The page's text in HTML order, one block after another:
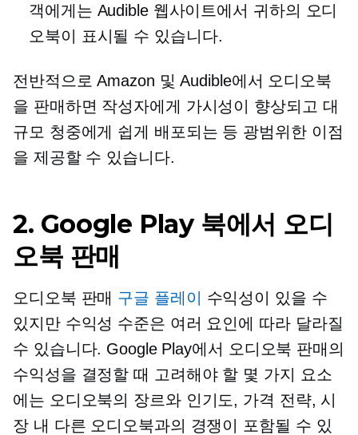
객에게는 Audible 웹사이트에서 귀하의 오디
오북이 표시될 수 있습니다.
전반적으로 Amazon 및 Audible에서 오디오북
을 판매하면 작성자에게 가시성이 향상되고 대
규모 청중에게 쉽게 배포되는 등 광범위한 이점
을 제공할 수 있습니다.
2. Google Play 북에서 오디
오북 판매
오디오북 판매 구글 플레이
수익성이 있을 수
있지만 수익성 수준은 여러 요인에 따라 달라질
수 있습니다. Google Play에서 오디오북 판매의
수익성을 결정할 때 고려해야 할 몇 가지 요소
에는 오디오북의 장르와 인기도, 가격 전략, 시
장 내 다른 오디오북과의 경쟁이 포함될 수 있